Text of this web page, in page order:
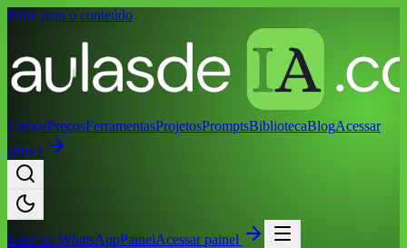
Pular para o conteúdo
CursosPreçosFerramentasProjetosPromptsBibliotecaBlogAcessar
painel
Falar no WhatsAppPainelAcessar painel